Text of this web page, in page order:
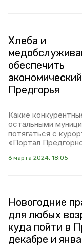
Хлеба и
обеспечить
Предгорья
Какие
остальными
потягаться с
«Портал
6 марта 2024, 18:05
Новогодние
для любых
куда пойти в
декабре и